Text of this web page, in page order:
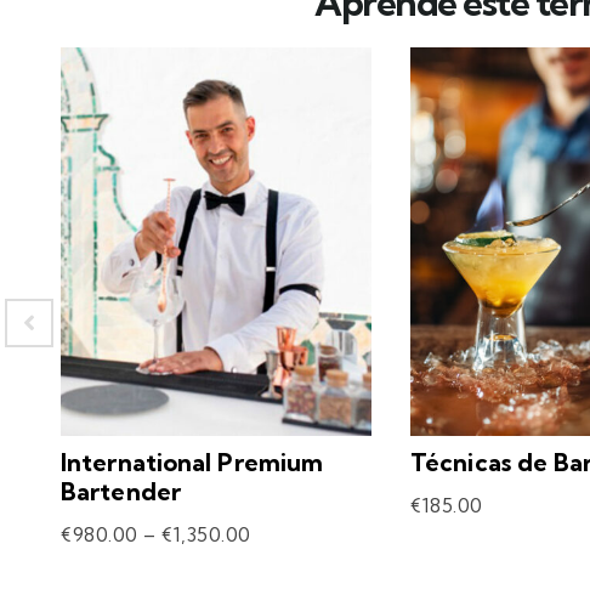
International Premium
Bartender
€980.00 – €1,350.00
Técnicas de
€185.00